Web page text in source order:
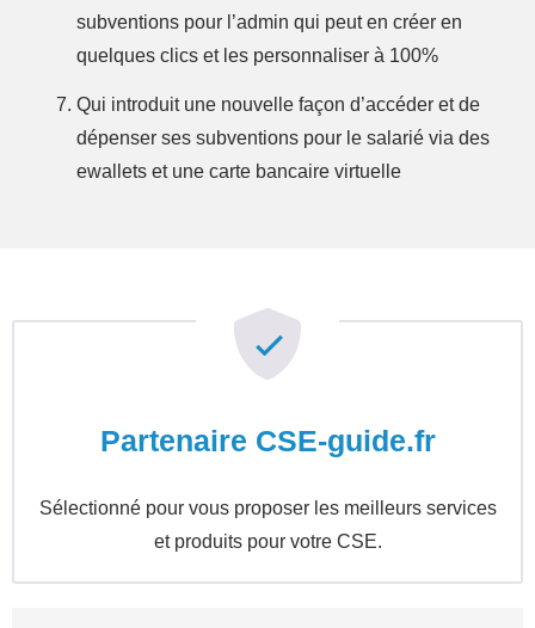
subventions pour l’admin qui peut en créer en
quelques clics et les personnaliser à 100%
Qui introduit une nouvelle façon d’accéder et de
dépenser ses subventions pour le salarié via des
ewallets et une carte bancaire virtuelle
Partenaire CSE-guide.fr
Sélectionné pour vous proposer les meilleurs services
et produits pour votre CSE.